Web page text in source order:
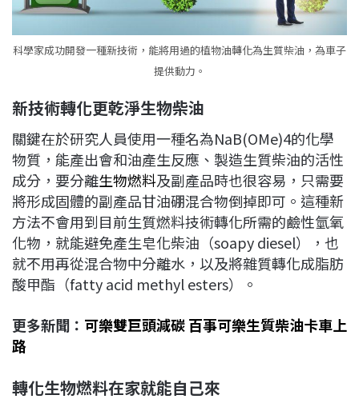
科學家成功開發一種新技術，能將用過的植物油轉化為生質柴油，為車子
提供動力。
新技術轉化更乾淨生物柴油
關鍵在於研究人員使用一種名為NaB(OMe)4的化學
物質，能產出會和油產生反應、製造生質柴油的活性
成分，要分離生物燃料及副產品時也很容易，只需要
將形成固體的副產品甘油硼混合物倒掉即可。這種新
方法不會用到目前生質燃料技術轉化所需的鹼性氫氧
化物，就能避免產生皂化柴油（soapy diesel），也
就不用再從混合物中分離水，以及將雜質轉化成脂肪
酸甲酯（fatty acid methyl esters）。
更多新聞： 可樂雙巨頭減碳 百事可樂生質柴油卡車上
路
轉化生物燃料在家就能自己來